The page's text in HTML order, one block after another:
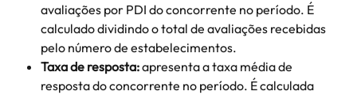
avaliações por PDI do concorrente no período. É
calculado dividindo o total de avaliações recebidas
pelo número de estabelecimentos.
Taxa de resposta: apresenta a taxa média de
resposta do concorrente no período. É calculada